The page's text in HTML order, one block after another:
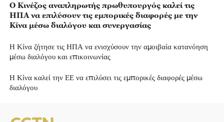
Ο Κινέζος αναπληρωτής πρωθυπουργός καλεί τις
ΗΠΑ να επιλύσουν τις εμπορικές διαφορές με την
Κίνα μέσω διαλόγου και συνεργασίας
Η Κίνα ζήτησε τις ΗΠΑ να ενισχύσουν την αμοιβαία κατανόηση
μέσω διαλόγου και επικοινωνίας
Η Κίνα καλεί την ΕΕ να επιλύσει τις εμπορικές διαφορές μέσω
διαλόγου